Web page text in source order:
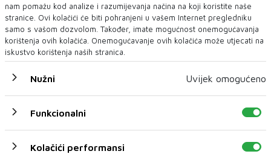
U novom broju pročitajte
Vijesti BiH
nam pomažu kod analize i razumijevanja načina na koji koristite naše
stranice. Ovi kolačići će biti pohranjeni u vašem Internet pregledniku
samo s vašom dozvolom. Također, imate mogućnost onemogućavanja
korištenja ovih kolačića. Onemogućavanje ovih kolačića može utjecati na
iskustvo korištenja naših stranica.
Nužni Uvijek omogućeno
Funkcionalni
Kolačići performansi